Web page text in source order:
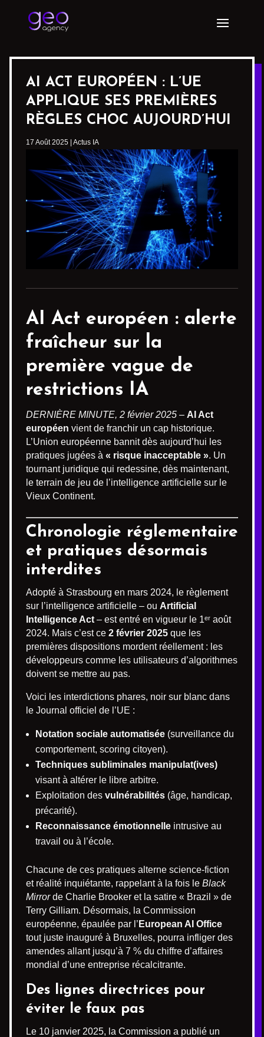
AI ACT EUROPÉEN : L’UE
APPLIQUE SES PREMIÈRES
RÈGLES CHOC AUJOURD’HUI
17 Août 2025 Actus IA
AI Act européen : alerte
fraîcheur sur la
première vague de
restrictions IA
DERNIÈRE MINUTE, 2 février 2025 – AI Act
européen vient de franchir un cap historique.
L’Union européenne bannit dès aujourd’hui les
pratiques jugées à « risque inacceptable ». Un
tournant juridique qui redessine, dès maintenant,
le terrain de jeu de l’intelligence artificielle sur le
Vieux Continent.
Chronologie réglementaire
et pratiques désormais
interdites
Adopté à Strasbourg en mars 2024, le règlement
sur l’intelligence artificielle – ou Artificial
Intelligence Act – est entré en vigueur le 1ᵉʳ août
2024. Mais c’est ce 2 février 2025 que les
premières dispositions mordent réellement : les
développeurs comme les utilisateurs d’algorithmes
doivent se mettre au pas.
Voici les interdictions phares, noir sur blanc dans
le Journal officiel de l’UE :
Notation sociale automatisée (surveillance du
comportement, scoring citoyen).
Techniques subliminales manipulat(ives)
visant à altérer le libre arbitre.
Exploitation des vulnérabilités (âge, handicap,
précarité).
Reconnaissance émotionnelle intrusive au
travail ou à l’école.
Chacune de ces pratiques alterne science-fiction
et réalité inquiétante, rappelant à la fois le Black
Mirrorde Charlie Brooker et la satire « Brazil » de
Terry Gilliam. Désormais, la Commission
européenne, épaulée par l’ European AI Office
tout juste inauguré à Bruxelles, pourra infliger des
amendes allant jusqu’à 7 % du chiffre d’affaires
mondial d’une entreprise récalcitrante.
Des lignes directrices pour
éviter le faux pas
Le 10 janvier 2025, la Commission a publié un